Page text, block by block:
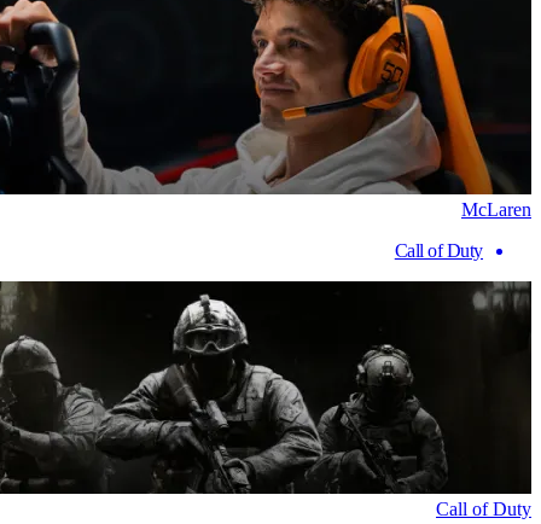
McLaren
Call of Duty
Call of Duty